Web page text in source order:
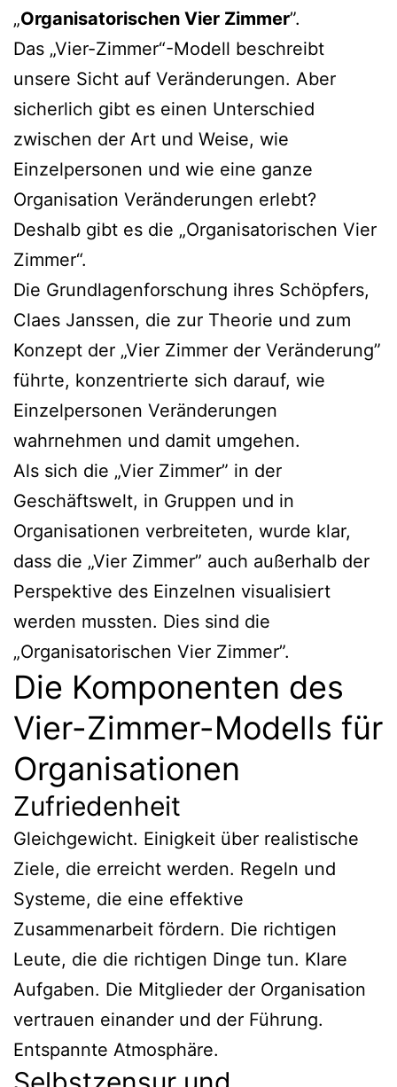
„Organisatorischen Vier Zimmer”.
Das „Vier-Zimmer“-Modell beschreibt
unsere Sicht auf Veränderungen. Aber
sicherlich gibt es einen Unterschied
zwischen der Art und Weise, wie
Einzelpersonen und wie eine ganze
Organisation Veränderungen erlebt?
Deshalb gibt es die „Organisatorischen Vier
Zimmer“.
Die Grundlagenforschung ihres Schöpfers,
Claes Janssen, die zur Theorie und zum
Konzept der „Vier Zimmer der Veränderung”
führte, konzentrierte sich darauf, wie
Einzelpersonen Veränderungen
wahrnehmen und damit umgehen.
Als sich die „Vier Zimmer” in der
Geschäftswelt, in Gruppen und in
Organisationen verbreiteten, wurde klar,
dass die „Vier Zimmer” auch außerhalb der
Perspektive des Einzelnen visualisiert
werden mussten. Dies sind die
„Organisatorischen Vier Zimmer”.
Die Komponenten des
Vier-Zimmer-Modells für
Organisationen
Zufriedenheit
Gleichgewicht. Einigkeit über realistische
Ziele, die erreicht werden. Regeln und
Systeme, die eine effektive
Zusammenarbeit fördern. Die richtigen
Leute, die die richtigen Dinge tun. Klare
Aufgaben. Die Mitglieder der Organisation
vertrauen einander und der Führung.
Entspannte Atmosphäre.